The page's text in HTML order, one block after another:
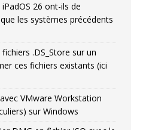
26 ont-ils de
les systèmes précédents
.DS_Store sur un
ces fichiers existants (ici
VMware Workstation
sur Windows